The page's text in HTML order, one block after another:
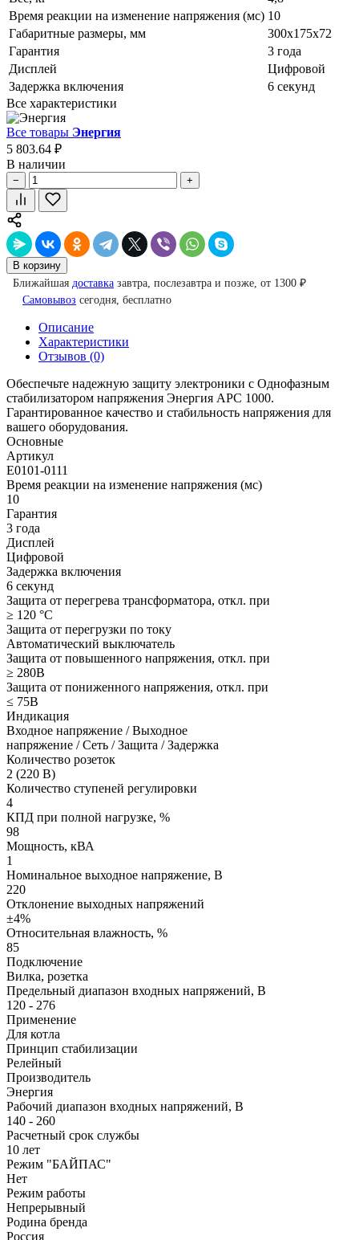
Время реакции на изменение напряжения (мс) 10
Габаритные размеры, мм
300х175х72
Гарантия
3 года
Дисплей
Цифровой
Задержка включения
6 секунд
Все характеристики
Все товары Энергия
5 803.64 ₽
В наличии
− +
В корзину
Ближайшая доставка завтра, послезавтра и позже, от 1300 ₽
Самовывоз сегодня, бесплатно
Описание
Характеристики
Отзывов (0)
Обеспечьте надежную защиту электроники с Однофазным
стабилизатором напряжения Энергия АРС 1000.
Гарантированное качество и стабильность напряжения для
вашего оборудования.
Основные
Артикул
Е0101-0111
Время реакции на изменение напряжения (мс)
10
Гарантия
3 года
Дисплей
Цифровой
Задержка включения
6 секунд
Защита от перегрева трансформатора, откл. при
≥ 120 °С
Защита от перегрузки по току
Автоматический выключатель
Защита от повышенного напряжения, откл. при
≥ 280В
Защита от пониженного напряжения, откл. при
≤ 75В
Индикация
Входное напряжение / Выходное
напряжение / Сеть / Защита / Задержка
Количество розеток
2 (220 В)
Количество ступеней регулировки
4
КПД при полной нагрузке, %
98
Мощность, кВА
1
Номинальное выходное напряжение, В
220
Отклонение выходных напряжений
±4%
Относительная влажность, %
85
Подключение
Вилка, розетка
Предельный диапазон входных напряжений, В
120 - 276
Применение
Для котла
Принцип стабилизации
Релейный
Производитель
Энергия
Рабочий диапазон входных напряжений, В
140 - 260
Расчетный срок службы
10 лет
Режим "БАЙПАС"
Нет
Режим работы
Непрерывный
Родина бренда
Россия